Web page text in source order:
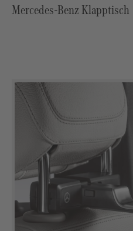
Mercedes-Benz Klapptisch